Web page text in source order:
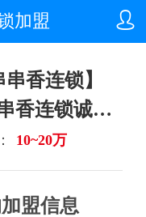

加盟
串香连锁】
香连锁诚邀
10~20万
盟信息